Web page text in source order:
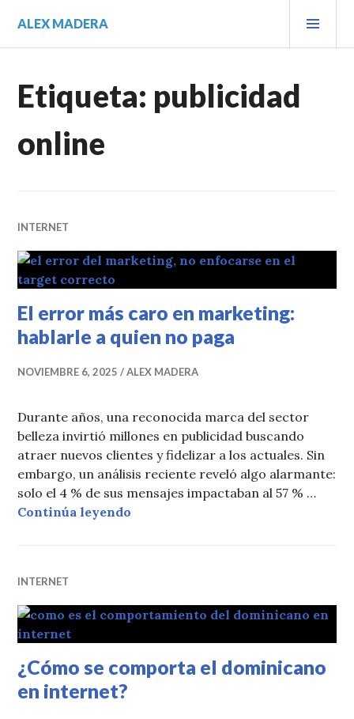
contenido.
ALEX MADERA
Etiqueta: publicidad
online
INTERNET
El error más caro en marketing:
hablarle a quien no paga
NOVIEMBRE 6, 2025 ALEX MADERA
Durante años, una reconocida marca del sector
belleza invirtió millones en publicidad buscando
atraer nuevos clientes y fidelizar a los actuales. Sin
embargo, un análisis reciente reveló algo alarmante:
solo el 4 % de sus mensajes impactaban al 57 % …
Continúa leyendo
INTERNET
¿Cómo se comporta el dominicano
en internet?